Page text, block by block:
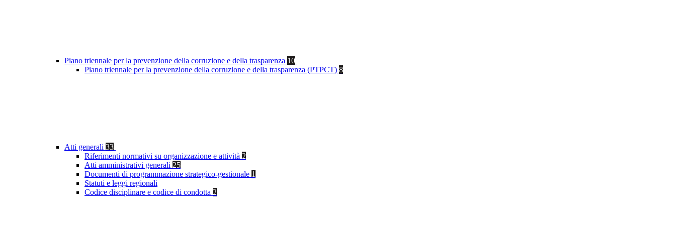
Piano triennale per la prevenzione della corruzione e della trasparenza 10
Piano triennale per la prevenzione della corruzione e della trasparenza (PTPCT) 8
Atti generali 33
Riferimenti normativi su organizzazione e attività 2
Atti amministrativi generali 25
Documenti di programmazione strategico-gestionale 1
Statuti e leggi regionali
Codice disciplinare e codice di condotta 2